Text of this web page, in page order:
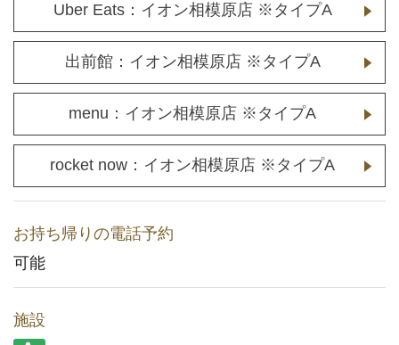
Uber Eats：イオン相模原店 ※タイプA
出前館：イオン相模原店 ※タイプA
menu：イオン相模原店 ※タイプA
rocket now：イオン相模原店 ※タイプA
お持ち帰りの電話予約
可能
施設